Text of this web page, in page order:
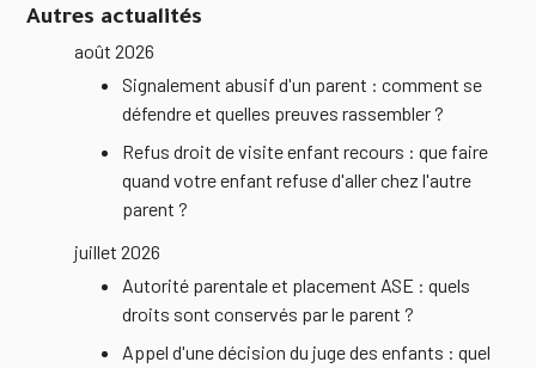
Autres actualités
août 2026
Signalement abusif d'un parent : comment se
défendre et quelles preuves rassembler ?
Refus droit de visite enfant recours : que faire
quand votre enfant refuse d'aller chez l'autre
parent ?
juillet 2026
Autorité parentale et placement ASE : quels
droits sont conservés par le parent ?
Appel d'une décision du juge des enfants : quel